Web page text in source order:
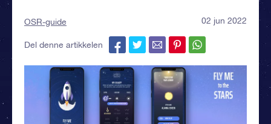
OSR-guide 02 jun 2022
Del denne artikkelen